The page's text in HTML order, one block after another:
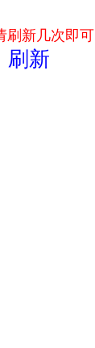
刷新几次即可
刷新